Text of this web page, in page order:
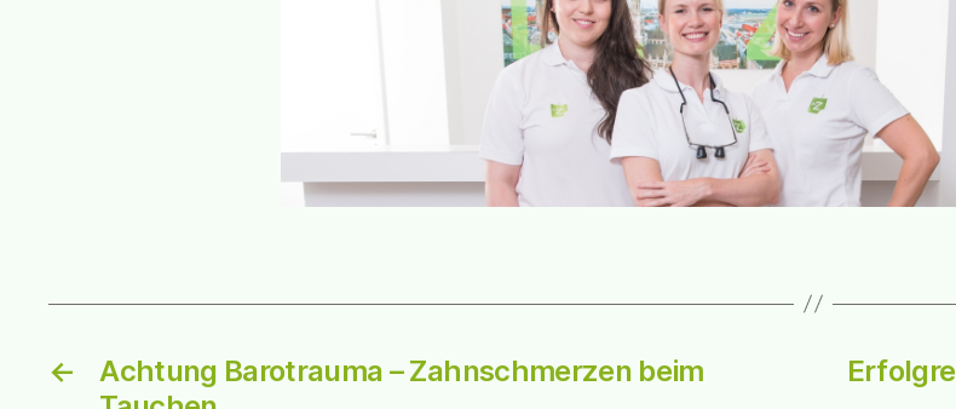
←
Achtung Barotrauma – Zahnschmerzen beim